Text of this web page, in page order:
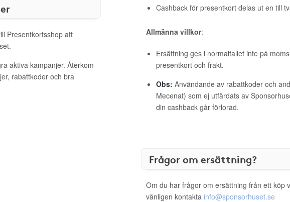
Presentkortsshop att
aktiva kampanjer. Återkom
rabattkoder och bra
Cashback för presentkort delas ut en till
Allmänna villkor:
Ersättning ges i normalfallet inte på
presentkort och frakt.
Obs: Användande av rabattkoder och
Mecenat) som ej utfärdats av
din cashback går förlorad.
Frågor om ersättning?
Om du har frågor om ersättning från ett köp
vänligen kontakta info@sponsorhuset.se